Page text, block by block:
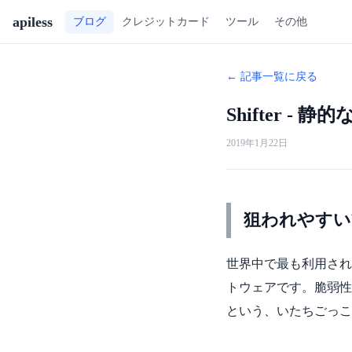
apiless ブログ クレジットカード ツール その他
← 記事一覧に戻る
Shifter - 静的
2019年1月22日
狙われやす
世界中で最も利用さ
トウェアです。脆弱
という、いたちごっ